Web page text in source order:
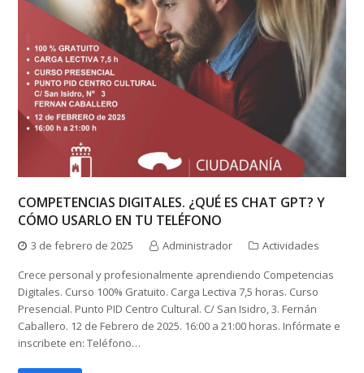
COMPETENCIAS DIGITALES. ¿QUÉ ES CHAT GPT? Y
CÓMO USARLO EN TU TELÉFONO
3 de febrero de 2025 Administrador
Actividades
Crece personal y profesionalmente aprendiendo Competencias
Digitales. Curso 100% Gratuito. Carga Lectiva 7,5 horas. Curso
Presencial. Punto PID Centro Cultural. C/ San Isidro, 3. Fernán
Caballero. 12 de Febrero de 2025. 16:00 a 21:00 horas. Infórmate e
inscribete en: Teléfono…